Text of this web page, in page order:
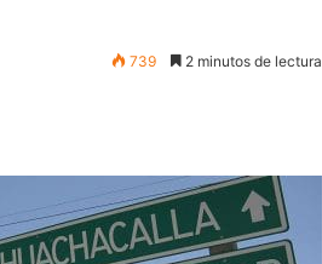
739 2 minutos de lectura